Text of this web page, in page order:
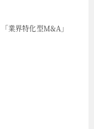
業界特化型M&A」